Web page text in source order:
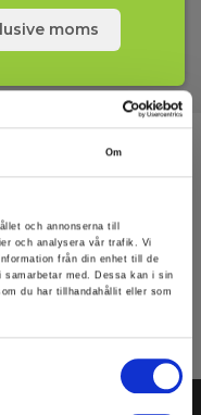
Om
och annonserna till
och analysera vår trafik. Vi
från din enhet till de
samarbetar med. Dessa kan i sin
du har tillhandahållit eller som
erbjudanden i din
Anmäl mig
moms